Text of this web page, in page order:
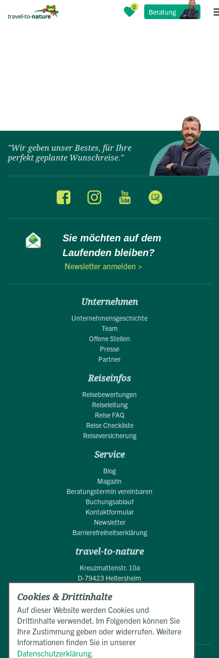
Beratung
"Wir geben unser Bestes, für Ihre
perfekt geplante Wunschreise."
Sie möchten auf dem
Laufenden bleiben?
Newsletter anmelden >
Unternehmen
Unternehmensgeschichte
Team
Offene Stellen
Presse
Partner
Reiseinfos
Reisebewertungen
Reiseleitung
Reise FAQ
Reise Checkliste
Reiseversicherung
Service
Blog
Magazin
Beratungstermin vereinbaren
Buchungsablauf
Kontaktformular
Newsletter
Barrierefreiheitserklärung
travel-to-nature
Kreuzmattenstr. 10a
D-79423 Heitersheim
+49 (0)7634 50550
Mo.-Fr. 9:00 - 17:00 Uhr
E-Mail schreiben
Cookies & Drittinhalte
Auf dieser Website werden Cookies und
Drittinhalte verwendet. Im Folgenden können Sie
Ihre Zustimmung geben oder widerrufen. Weitere
Informationen finden Sie in unserer
Datenschutzerklärung.